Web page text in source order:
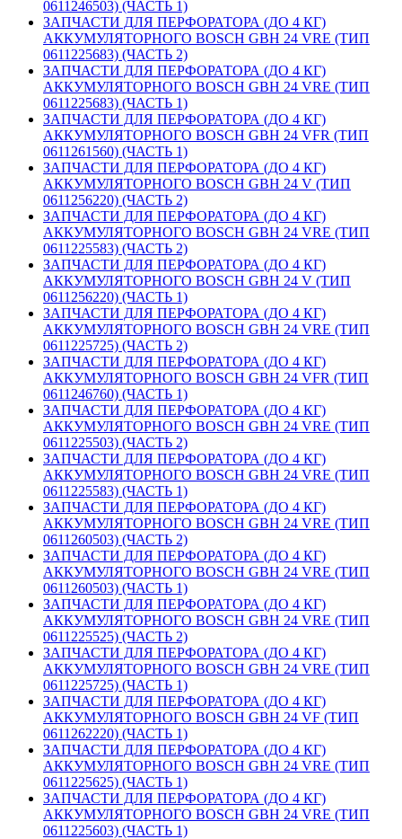
0611246503) (ЧАСТЬ 1)
ЗАПЧАСТИ ДЛЯ ПЕРФОРАТОРА (ДО 4 КГ)
АККУМУЛЯТОРНОГО BOSCH GBH 24 VRE (ТИП
0611225683) (ЧАСТЬ 2)
ЗАПЧАСТИ ДЛЯ ПЕРФОРАТОРА (ДО 4 КГ)
АККУМУЛЯТОРНОГО BOSCH GBH 24 VRE (ТИП
0611225683) (ЧАСТЬ 1)
ЗАПЧАСТИ ДЛЯ ПЕРФОРАТОРА (ДО 4 КГ)
АККУМУЛЯТОРНОГО BOSCH GBH 24 VFR (ТИП
0611261560) (ЧАСТЬ 1)
ЗАПЧАСТИ ДЛЯ ПЕРФОРАТОРА (ДО 4 КГ)
АККУМУЛЯТОРНОГО BOSCH GBH 24 V (ТИП
0611256220) (ЧАСТЬ 2)
ЗАПЧАСТИ ДЛЯ ПЕРФОРАТОРА (ДО 4 КГ)
АККУМУЛЯТОРНОГО BOSCH GBH 24 VRE (ТИП
0611225583) (ЧАСТЬ 2)
ЗАПЧАСТИ ДЛЯ ПЕРФОРАТОРА (ДО 4 КГ)
АККУМУЛЯТОРНОГО BOSCH GBH 24 V (ТИП
0611256220) (ЧАСТЬ 1)
ЗАПЧАСТИ ДЛЯ ПЕРФОРАТОРА (ДО 4 КГ)
АККУМУЛЯТОРНОГО BOSCH GBH 24 VRE (ТИП
0611225725) (ЧАСТЬ 2)
ЗАПЧАСТИ ДЛЯ ПЕРФОРАТОРА (ДО 4 КГ)
АККУМУЛЯТОРНОГО BOSCH GBH 24 VFR (ТИП
0611246760) (ЧАСТЬ 1)
ЗАПЧАСТИ ДЛЯ ПЕРФОРАТОРА (ДО 4 КГ)
АККУМУЛЯТОРНОГО BOSCH GBH 24 VRE (ТИП
0611225503) (ЧАСТЬ 2)
ЗАПЧАСТИ ДЛЯ ПЕРФОРАТОРА (ДО 4 КГ)
АККУМУЛЯТОРНОГО BOSCH GBH 24 VRE (ТИП
0611225583) (ЧАСТЬ 1)
ЗАПЧАСТИ ДЛЯ ПЕРФОРАТОРА (ДО 4 КГ)
АККУМУЛЯТОРНОГО BOSCH GBH 24 VRE (ТИП
0611260503) (ЧАСТЬ 2)
ЗАПЧАСТИ ДЛЯ ПЕРФОРАТОРА (ДО 4 КГ)
АККУМУЛЯТОРНОГО BOSCH GBH 24 VRE (ТИП
0611260503) (ЧАСТЬ 1)
ЗАПЧАСТИ ДЛЯ ПЕРФОРАТОРА (ДО 4 КГ)
АККУМУЛЯТОРНОГО BOSCH GBH 24 VRE (ТИП
0611225525) (ЧАСТЬ 2)
ЗАПЧАСТИ ДЛЯ ПЕРФОРАТОРА (ДО 4 КГ)
АККУМУЛЯТОРНОГО BOSCH GBH 24 VRE (ТИП
0611225725) (ЧАСТЬ 1)
ЗАПЧАСТИ ДЛЯ ПЕРФОРАТОРА (ДО 4 КГ)
АККУМУЛЯТОРНОГО BOSCH GBH 24 VF (ТИП
0611262220) (ЧАСТЬ 1)
ЗАПЧАСТИ ДЛЯ ПЕРФОРАТОРА (ДО 4 КГ)
АККУМУЛЯТОРНОГО BOSCH GBH 24 VRE (ТИП
0611225625) (ЧАСТЬ 1)
ЗАПЧАСТИ ДЛЯ ПЕРФОРАТОРА (ДО 4 КГ)
АККУМУЛЯТОРНОГО BOSCH GBH 24 VRE (ТИП
0611225603) (ЧАСТЬ 1)